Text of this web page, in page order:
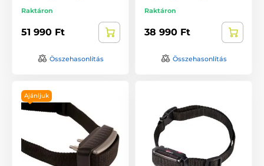
Raktáron
51 990 Ft
Összehasonlítás
Raktáron
38 990 Ft
Összehasonlítás
Ajánljuk